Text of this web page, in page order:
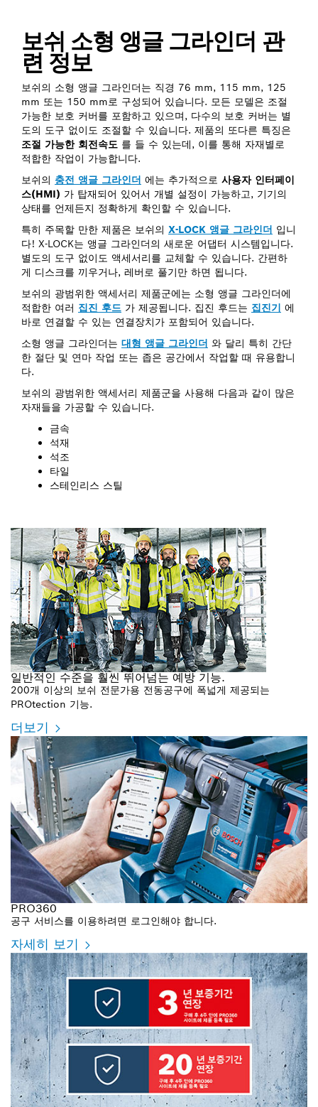
보쉬 소형 앵글 그라인더 관
련 정보
보쉬의 소형 앵글 그라인더는 직경 76 mm, 115 mm, 125
mm 또는 150 mm로 구성되어 있습니다. 모든 모델은 조절
가능한 보호 커버를 포함하고 있으며, 다수의 보호 커버는 별
도의 도구 없이도 조절할 수 있습니다. 제품의 또다른 특징은
조절 가능한 회전속도 를 들 수 있는데, 이를 통해 자재별로
적합한 작업이 가능합니다.
보쉬의 충전 앵글 그라인더 에는 추가적으로 사용자 인터페이
스(HMI) 가 탑재되어 있어서 개별 설정이 가능하고, 기기의
상태를 언제든지 정확하게 확인할 수 있습니다.
특히 주목할 만한 제품은 보쉬의 X-LOCK 앵글 그라인더 입니
다! X-LOCK는 앵글 그라인더의 새로운 어댑터 시스템입니다.
별도의 도구 없이도 액세서리를 교체할 수 있습니다. 간편하
게 디스크를 끼우거나, 레버로 풀기만 하면 됩니다.
보쉬의 광범위한 액세서리 제품군에는 소형 앵글 그라인더에
적합한 여러 집진 후드 가 제공됩니다. 집진 후드는 집진기
에
바로 연결할 수 있는 연결장치가 포함되어 있습니다.
소형 앵글 그라인더는 대형 앵글 그라인더 와 달리 특히 간단
한 절단 및 연마 작업 또는 좁은 공간에서 작업할 때 유용합니
다.
보쉬의 광범위한 액세서리 제품군을 사용해 다음과 같이 많은
자재들을 가공할 수 있습니다.
금속
석재
석조
타일
스테인리스 스틸
일반적인 수준을 훨씬 뛰어넘는 예방 기능.
200개 이상의 보쉬 전문가용 전동공구에 폭넓게 제공되는
PROtection 기능.
더보기
PRO360
공구 서비스를 이용하려면 로그인해야 합니다.
자세히 보기